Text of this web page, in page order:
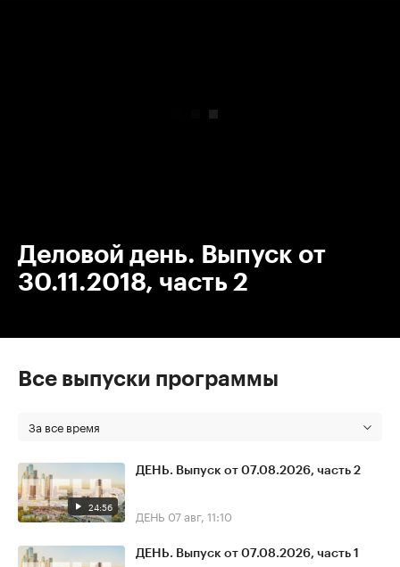
Деловой день. Выпуск от
30.11.2018, часть 2
Все выпуски программы
За все время
24:56
ДЕНЬ. Выпуск от 07.08.2026, часть 2
ДЕНЬ 07 авг, 11:10
ДЕНЬ. Выпуск от 07.08.2026, часть 1